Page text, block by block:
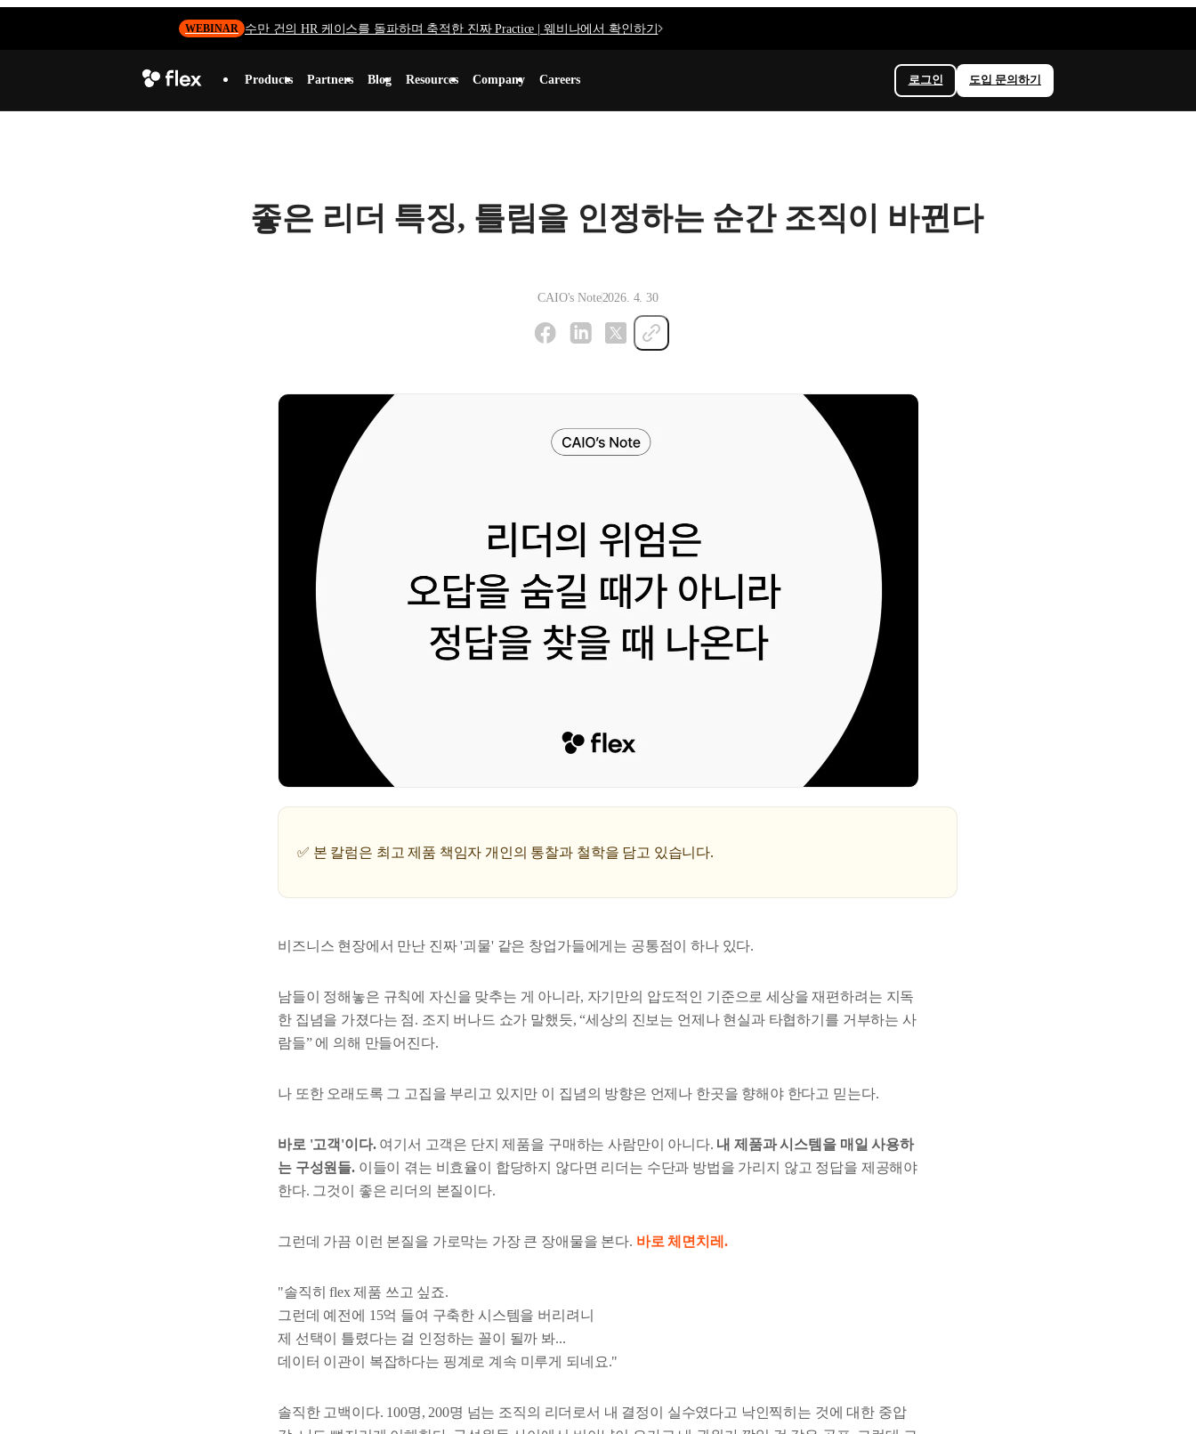
WEBINAR 수만 건의 HR 케이스를 돌파하며 축적한 진짜 Practice | 웨비나에서 확인하기
Products Partners Blog Resources Company Careers 로그인 도입 문의하기
좋은 리더 특징, 틀림을 인정하는 순간 조직이 바뀐다
CAIO's Note2026. 4. 30
✅ 본 칼럼은 최고 제품 책임자 개인의 통찰과 철학을 담고 있습니다.
비즈니스 현장에서 만난 진짜 '괴물' 같은 창업가들에게는 공통점이 하나 있다.
남들이 정해놓은 규칙에 자신을 맞추는 게 아니라, 자기만의 압도적인 기준으로 세상을 재편하려는 지독
한 집념을 가졌다는 점. 조지 버나드 쇼가 말했듯,“세상의 진보는 언제나 현실과 타협하기를 거부하는 사
람들” 에 의해 만들어진다.
나 또한 오래도록 그 고집을 부리고 있지만 이 집념의 방향은 언제나 한곳을 향해야 한다고 믿는다.
바로 '고객'이다. 여기서 고객은 단지 제품을 구매하는 사람만이 아니다. 내 제품과 시스템을 매일 사용하
는 구성원들.이들이 겪는 비효율이 합당하지 않다면 리더는 수단과 방법을 가리지 않고 정답을 제공해야
한다. 그것이 좋은 리더의 본질이다.
그런데 가끔 이런 본질을 가로막는 가장 큰 장애물을 본다. 바로 체면치레.
"솔직히 flex 제품 쓰고 싶죠.
그런데 예전에 15억 들여 구축한 시스템을 버리려니
제 선택이 틀렸다는 걸 인정하는 꼴이 될까 봐...
데이터 이관이 복잡하다는 핑계로 계속 미루게 되네요."
솔직한 고백이다. 100명, 200명 넘는 조직의 리더로서 내 결정이 실수였다고 낙인찍히는 것에 대한 중압